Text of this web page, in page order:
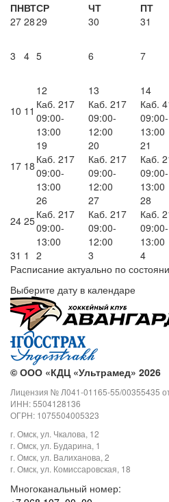
ПНВТСР ЧТ ПТ
27 2829 30 31
3 4 5 6 7
10 11
12
Каб. 217
09:00-
13:00
13
Каб. 217
09:00-
12:00
14
Каб.
09:00-
13:00
17 18
19
Каб. 217
09:00-
13:00
20
Каб. 217
09:00-
12:00
21
Каб.
09:00-
13:00
24 25
26
Каб. 217
09:00-
13:00
27
Каб. 217
09:00-
12:00
28
Каб.
09:00-
13:00
31 1 2 3 4
Расписание актуально по
Выберите дату в календаре
© ООО «КДЦ «Ультрамед» 2026
Лицензия № Л041-01165-55/00355435
ИНН: 5504128136
ОГРН: 1075504005323
г. Омск, ул. Чкалова, 12
г. Омск, ул. Бударина, 1
г. Омск, ул. Валиханова, 2
г. Омск, ул. Комиссаровская, 18
Многоканальный номер: